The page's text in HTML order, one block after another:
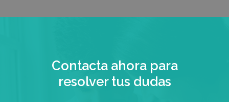
Contacta ahora para
resolver tus dudas